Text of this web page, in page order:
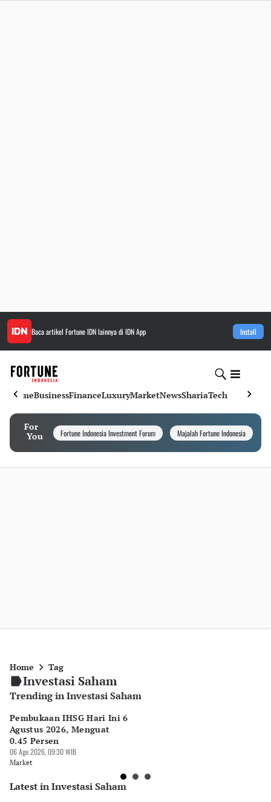
Baca artikel Fortune IDNlainnya di IDN App Install
HomeBusinessFinanceLuxuryMarketNewsShariaTech
For
You
Fortune Indonesia Investment Forum Majalah Fortune Indonesia
Home Tag
Investasi Saham
Trending in Investasi Saham
Pembukaan IHSG Hari Ini 6
Agustus 2026, Menguat
0.45 Persen
06 Agu 2026, 09:30 WIB
Market
Latest in Investasi Saham